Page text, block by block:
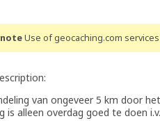
noteUse of geocaching.com
van ongeveer 5 km door
is alleen overdag goed te doen